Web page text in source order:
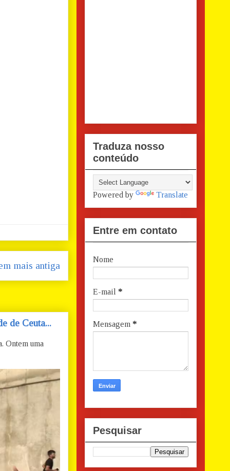
mais antiga
de Ceuta...
Ontem uma
Traduza nosso
conteúdo
Powered by Translate
Entre em contato
Nome
E-mail *
Mensagem *
Pesquisar